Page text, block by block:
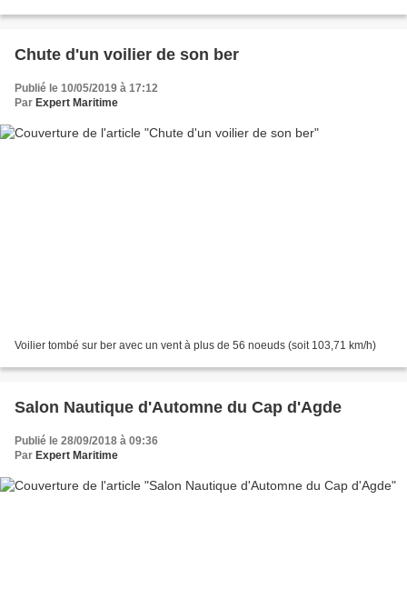
Chute d'un voilier de son ber
Publié le 10/05/2019 à 17:12
Par Expert Maritime
Voilier tombé sur ber avec un vent à plus de 56 noeuds (soit 103,71 km/h)
Salon Nautique d'Automne du Cap d'Agde
Publié le 28/09/2018 à 09:36
Par Expert Maritime